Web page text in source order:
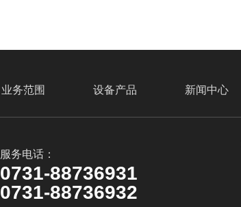
业务范围 设备产品 新闻中心
服务电话：
0731-88736931
0731-88736932